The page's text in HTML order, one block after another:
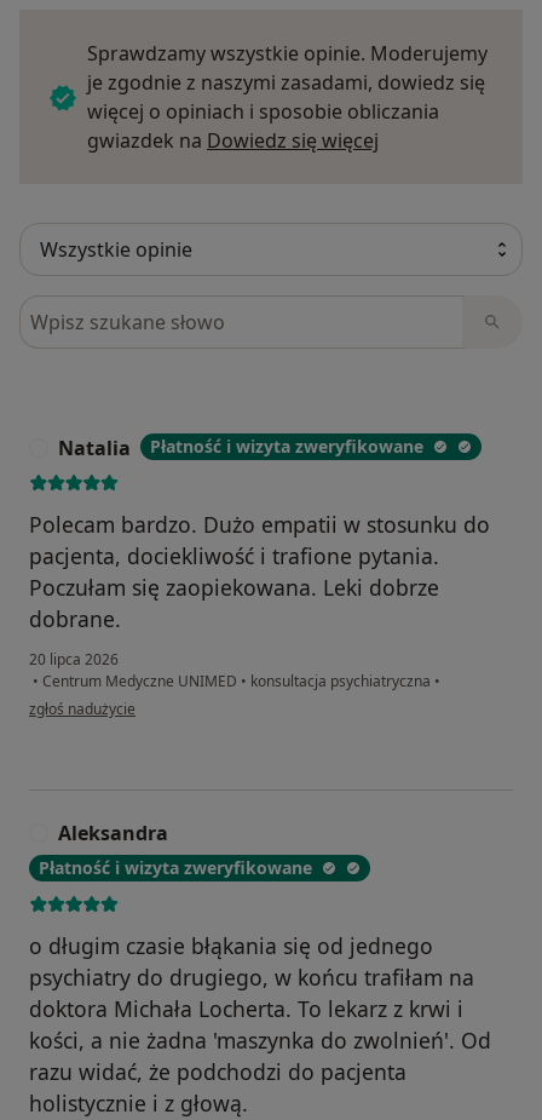
Sprawdzamy wszystkie opinie. Moderujemy
je zgodnie z naszymi zasadami, dowiedz się
więcej o opiniach i sposobie obliczania
gwiazdek na Dowiedz się więcej
Szukaj w opiniach
Natalia Płatność i wizyta zweryfikowane
Polecam bardzo. Dużo empatii w stosunku do
pacjenta, dociekliwość i trafione pytania.
Poczułam się zaopiekowana. Leki dobrze
dobrane.
20 lipca 2026
• Centrum Medyczne UNIMED • konsultacja psychiatryczna •
w opinii użytkownika Natalia
zgłoś nadużycie
Aleksandra
Płatność i wizyta zweryfikowane
o długim czasie błąkania się od jednego
psychiatry do drugiego, w końcu trafiłam na
doktora Michała Locherta. To lekarz z krwi i
kości, a nie żadna 'maszynka do zwolnień'. Od
razu widać, że podchodzi do pacjenta
holistycznie i z głową.